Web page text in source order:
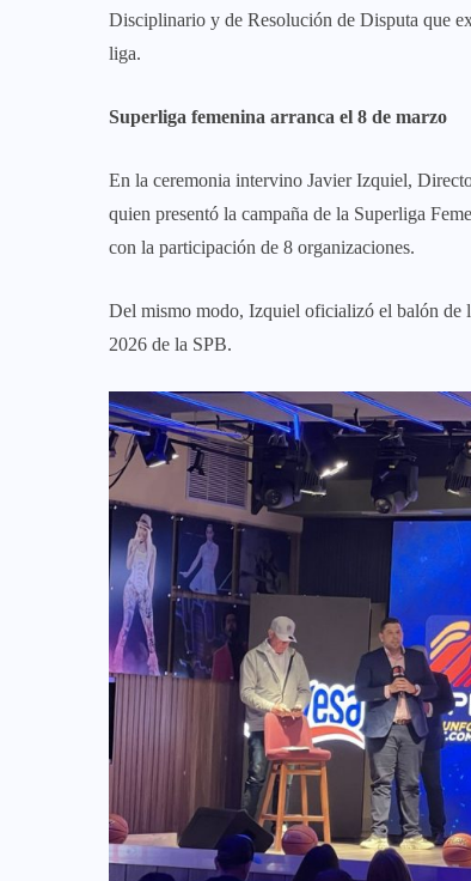
Disciplinario y de Resolución de Disputa que
liga.
Superliga femenina arranca el 8 de marzo
En la ceremonia intervino Javier Izquiel,
quien presentó la campaña de la Superliga
con la participación de 8 organizaciones.
Del mismo modo, Izquiel oficializó el balón de
2026 de la SPB.